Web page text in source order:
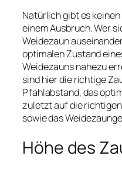
Natürlich gibt es
einem Ausbruch. Wer
Weidezaun
optimalen Zustand
Weidezauns nahezu
sind hier die richtige
Pfahlabstand, das
zuletzt auf die
sowie das
Höhe des